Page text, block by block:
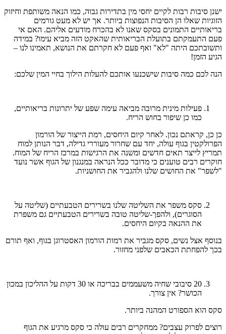
ישנן סיבות רבות לקיים יחסי מין בתדירות גבוה, כמו הנאה משותפת וחיזוק
הזוגיות שאלו הן הסיבות הנפוצות ביותר. אך יש לא מעט גורמים
בריאותיים התמונים בסקס שאנו לא בהכרח מודעים אליהם. האם אי
פעם התעמקתם בתועלת הבריאותית שהאקט הזה מביא עימו? במידה
ותשובתכם היתה "לא" ואף פעם לא חקרתם את הנושא, תאמינו לנו –
הגיע הזמן!
הנה לכם כמה סיבות שישכנעו אותכם להעלות הילוך בחיי המין שלכם:
פעילות מינית מרובה מביאה עימה שפע של יתרונות בריאותיים,
כמו כן שיפור בחוש הריח.
כן כן, קראתם נכון. לאחר קיום היחסים, רמת הייצור של הורמון
הפרולקטין בגוף עולה, יחד עם שחרור מעוררי גדילה, דבר הנותן למוח
תמריץ לייצר תאים חדשים ומשנה את הרגישות במרכז הריח של המוח.
חוקרים רבים טוענים כי מדובר ככל הנראה במנגנון של הגוף אשר נועד
"לשפר" את החושים שלנו ולהגביר את החושניות.
סקס משפר את השליטה שלנו בשרירים הטבעתיים (שליטה על
הסוגרים), ולהפך-שליטה טובה בשרירים הטבעתיים גם משפרת
את ההנאה בקיום היחסים.
בנוסף אצל נשים, סקס מגביר את רמות הורמון האסטרוגן בגוף, ואף תורם
בכך להפחתת הכאבים שלפני מחזור.
20 סיבובי שחיה משעממים בבריכה או 30 דקות על ההליכון במכון
הכושר? אין צורך.
סקס הוא הספורט המהנה ביותר.
רוצים לפרוק עצבים? ממחקרים רבים עולה כי סקס מרגיע את הגוף